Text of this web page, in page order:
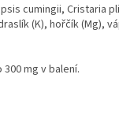
cumingii, Cristaria
(K), hořčík (Mg),
mg v balení.